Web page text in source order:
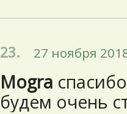
23. 27 ноября
Mogra
будем очень